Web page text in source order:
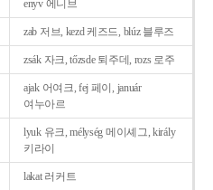
enyv 에니브
zab 저브, kezd 케즈드, blúz 블루즈
zsák 자크, tőzsde 퇴주데, rozs 로주
ajak 어여크, fej 페이, január
여누아르
lyuk 유크, mélység 메이셰그, király
키라이
lakat 러커트